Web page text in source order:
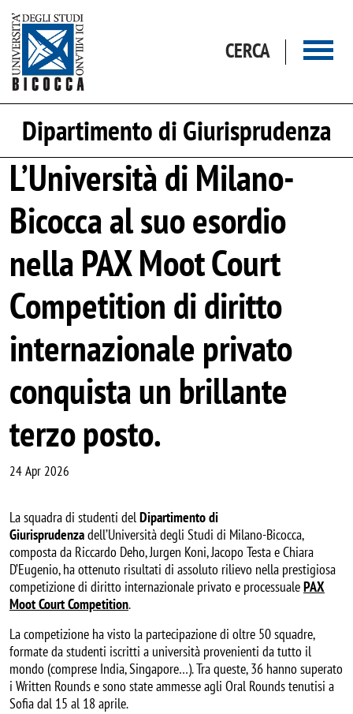
CERCA
Dipartimento di Giurisprudenza
L’Università di Milano-
Bicocca al suo esordio
nella PAX Moot Court
Competition di diritto
internazionale privato
conquista un brillante
terzo posto.
24 Apr 2026
La squadra di studenti delDipartimento di
Giurisprudenzadell’Università degli Studi di Milano-Bicocca,
composta da Riccardo Deho, Jurgen Koni, Jacopo Testa e Chiara
D’Eugenio, ha ottenuto risultati di assoluto rilievo nella prestigiosa
competizione di diritto internazionale privato e processualePAX
Moot Court Competition.
La competizione ha visto la partecipazione di oltre 50 squadre,
formate da studenti iscritti a università provenienti da tutto il
mondo (comprese India, Singapore…). Tra queste, 36 hanno superato
i Written Rounds e sono state ammesse agli Oral Rounds tenutisi a
Sofia dal 15 al 18 aprile.